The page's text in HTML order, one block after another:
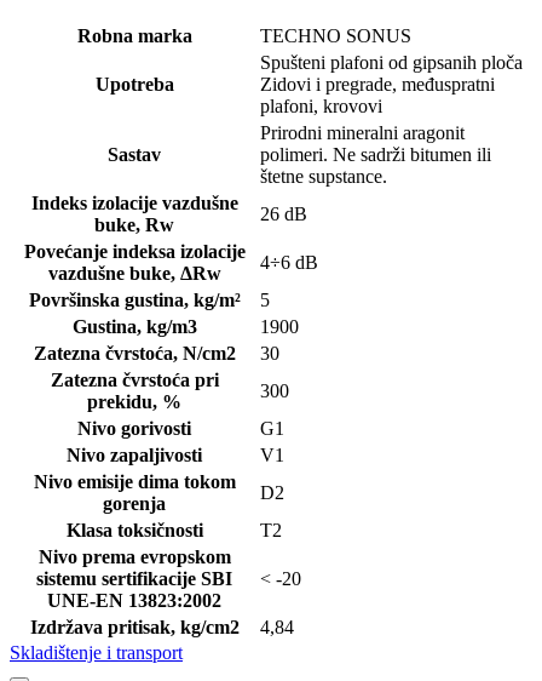
Robna marka TECHNO SONUS
Upotreba
Spušteni plafoni od gipsanih ploča
Zidovi i pregrade, međuspratni
plafoni, krovovi
Sastav
Prirodni mineralni aragonit
polimeri. Ne sadrži bitumen ili
štetne supstance.
Indeks izolacije vazdušne
buke, Rw
26 dB
Povećanje indeksa izolacije
vazdušne buke, ΔRw
4÷6 dB
Površinska gustina, kg/m²
5
Gustina, kg/m3
1900
Zatezna čvrstoća, N/cm2
30
Zatezna čvrstoća pri
prekidu, %
300
Nivo gorivosti
G1
Nivo zapaljivosti
V1
Nivo emisije dima tokom
gorenja
D2
Klasa toksičnosti
T2
Nivo prema evropskom
sistemu sertifikacije SBI
UNE-EN 13823:2002
< -20
Izdržava pritisak, kg/cm2
4,84
Skladištenje i transport